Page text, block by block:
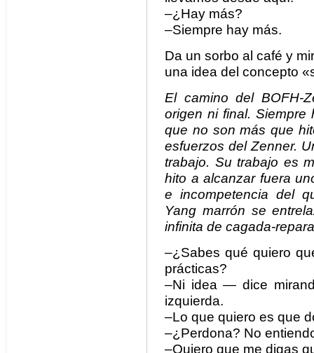
–¿Hay más?
–Siempre hay más.
Da un sorbo al café y
una idea del concepto
El camino del BOFH-
origen ni final.
que no son más que
esfuerzos del Zenner.
trabajo. Su trabajo es
hito a alcanzar fuera
e incompetencia del
Yang marrón se
infinita de cagada-
–¿Sabes qué quiero
prácticas?
–Ni idea — dice
izquierda.
–Lo que quiero es que
–¿Perdona? No
–Quiero que me digas